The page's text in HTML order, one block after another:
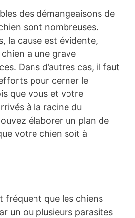
des démangeaisons de
sont nombreuses.
la cause est évidente,
chien a une grave
Dans d’autres cas, il faut
pour cerner le
que vous et votre
à la racine du
élaborer un plan de
votre chien soit à
fréquent que les chiens
un ou plusieurs parasites